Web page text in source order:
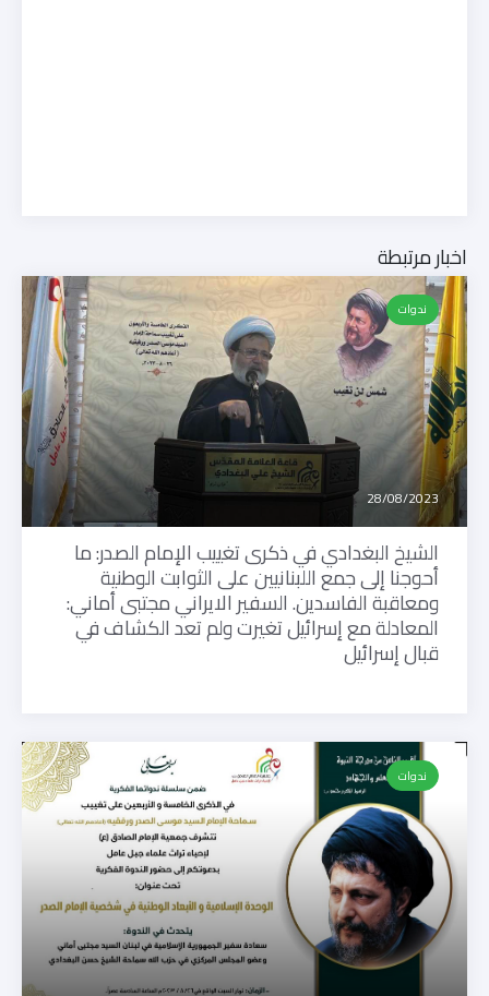
اخبار مرتبطة
ندوات
28/08/2023
الشيخ البغدادي في ذكرى تغييب الإمام الصدر: ما
أحوجنا إلى جمع اللبنانيين على الثوابت الوطنية
ومعاقبة الفاسدين. السفير الايراني مجتبى أماني:
المعادلة مع إسرائيل تغيرت ولم تعد الكشاف في
قبال إسرائيل
ندوات